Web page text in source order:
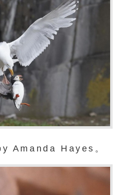
Amanda Hayes。